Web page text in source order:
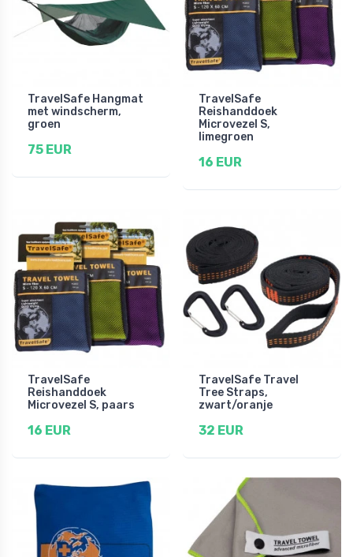
TravelSafe Hangmat
met windscherm,
groen
75 EUR
TravelSafe
Reishanddoek
Microvezel S,
limegroen
16 EUR
TravelSafe
Reishanddoek
Microvezel S, paars
16 EUR
TravelSafe Travel
Tree Straps,
zwart/oranje
32 EUR